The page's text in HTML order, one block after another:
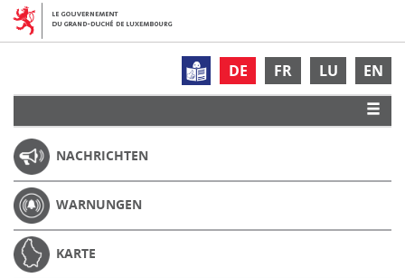
DE FR LU EN
NACHRICHTEN
WARNUNGEN
KARTE